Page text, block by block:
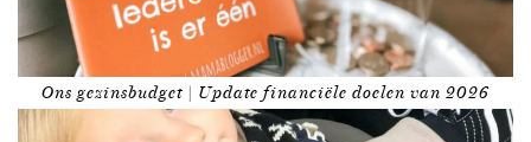
Ons gezinsbudget | Update financiële doelen van 2026